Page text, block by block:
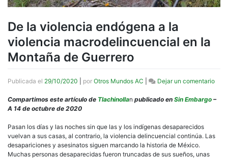
De la violencia endógena a la
violencia macrodelincuencial en la
Montaña de Guerrero
Publicada el 29/10/2020 por Otros Mundos AC Dejar un comentarioen
la
la
Compartimos este artículo de Tlachinollan publicado en Sin Embargo –
A 14 de octubre de 2020
Pasan los días y las noches sin que las y los indígenas desaparecidos
vuelvan a sus casas, al contrario, la violencia delincuencial continúa. Las
desapariciones y asesinatos siguen marcando la historia de México.
Muchas personas desaparecidas fueron truncadas de sus sueños, unas